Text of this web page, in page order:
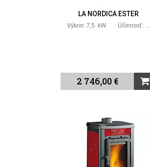
LA NORDICA ESTER
Výkon: 7,5 kW Účinnosť: ...
2 746,00 €